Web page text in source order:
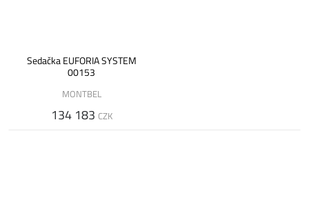
Sedačka EUFORIA SYSTEM
00153
MONTBEL
134 183 CZK